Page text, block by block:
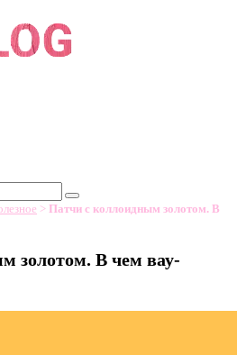
> Патчи с коллоидным золотом. В
золотом. В чем вау-